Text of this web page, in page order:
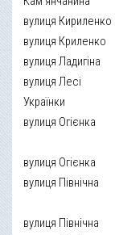
вулиця Кириленко
вулиця Криленко
вулиця Ладигіна
вулиця Лесі
Українки
вулиця Огієнка
вулиця Огієнка
вулиця Північна
вулиця Північна